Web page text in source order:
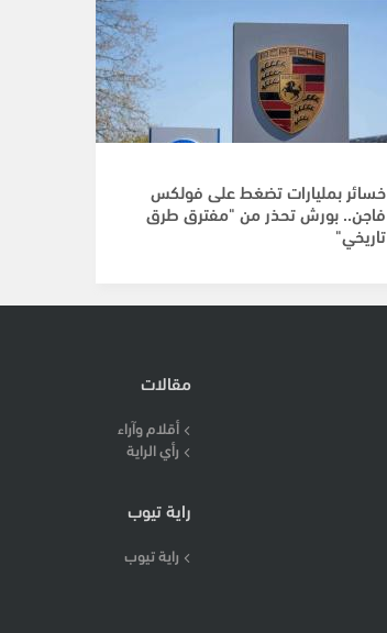
خسائر بمليارات تضغط على فولكس
فاجن.. بورش تحذر من "مفترق طرق
تاريخي"
مقالات
أقلام وآراء
رأي الراية
راية تيوب
راية تيوب